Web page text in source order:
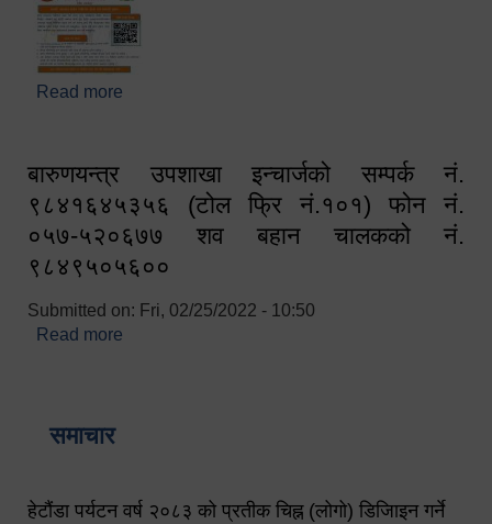
Read more
बारुणयन्त्र उपशाखा इन्चार्जको सम्पर्क नं.
९८४१६४५३५६ (टोल फ्रि नं.१०१) फोन नं.
०५७-५२०६७७ शव बहान चालकको नं.
९८४९५०५६००
Submitted on: Fri, 02/25/2022 - 10:50
Read more
समाचार
हेटौंडा पर्यटन वर्ष २०८३ को प्रतीक चिह्न (लोगो) डिजिाइन गर्ने